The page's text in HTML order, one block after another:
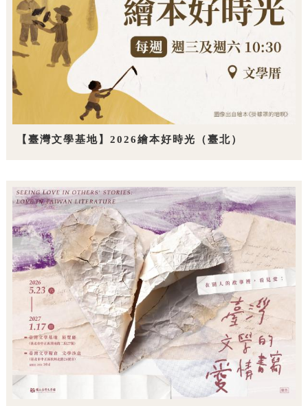
【臺灣文學基地】2026繪本好時光（臺北）